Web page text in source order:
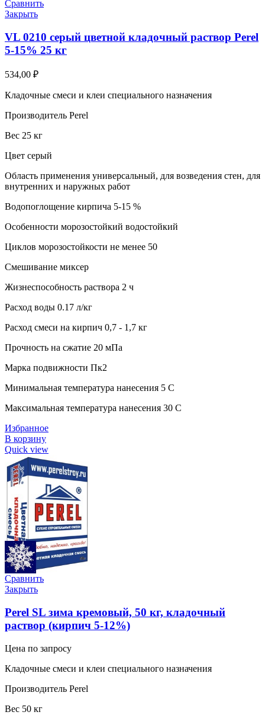
Сравнить
Закрыть
VL 0210 серый цветной кладочный раствор Perel
5-15% 25 кг
534,00 ₽
Кладочные смеси и клеи специального назначения
Производитель Perel
Вес 25 кг
Цвет серый
Область применения универсальный, для возведения стен, для
внутренних и наружных работ
Водопоглощение кирпича 5-15 %
Особенности морозостойкий водостойкий
Циклов морозостойкости не менее 50
Смешивание миксер
Жизнеспособность раствора 2 ч
Расход воды 0.17 л/кг
Расход смеси на кирпич 0,7 - 1,7 кг
Прочность на сжатие 20 мПа
Марка подвижности Пк2
Минимальная температура нанесения 5 C
Максимальная температура нанесения 30 C
Избранное
В корзину
Quick view
Сравнить
Закрыть
Perel SL зима кремовый, 50 кг, кладочный
раствор (кирпич 5-12%)
Цена по запросу
Кладочные смеси и клеи специального назначения
Производитель Perel
Вес 50 кг